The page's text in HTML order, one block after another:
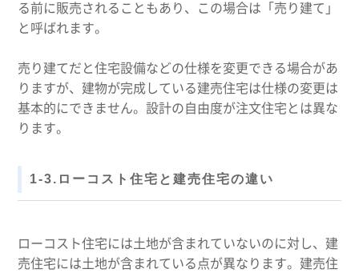
る前に販売されることもあり、この場合は「売り建て」
と呼ばれます。
売り建てだと住宅設備などの仕様を変更できる場合があ
りますが、建物が完成している建売住宅は仕様の変更は
基本的にできません。設計の自由度が注文住宅とは異な
ります。
1-3.ローコスト住宅と建売住宅の違い
ローコスト住宅には土地が含まれていないのに対し、建
売住宅には土地が含まれている点が異なります。建売住